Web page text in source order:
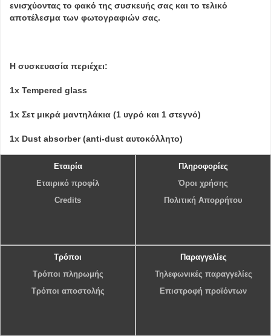
ενισχύοντας το φακό της συσκευής σας και το τελικό
αποτέλεσμα των φωτογραφιών σας.
Η συσκευασία περιέχει:
1x Tempered glass
1x Σετ μικρά μαντηλάκια (1 υγρό και 1 στεγνό)
1x Dust absorber (anti-dust αυτοκόλλητο)
Εταιρία
Εταιρικό προφίλ
Credits
Πληροφορίες
Όροι χρήσης
Πολιτική Απορρήτου
Τρόποι
Τρόποι πληρωμής
Τρόποι αποστολής
Παραγγελίες
Τηλεφωνικές παραγγελίες
Επιστροφή προϊόντων